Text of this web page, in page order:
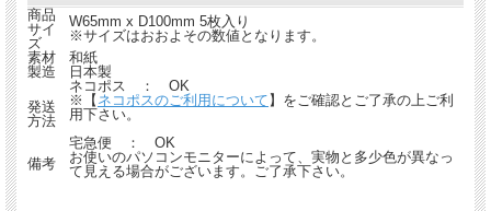
商品
サイ
ズ
W65mm x D100mm 5枚入り
※サイズはおおよその数値となります。
素材
和紙
製造
日本製
発送
方法
ネコポス ： OK
※【 ネコポスのご利用について 】をご確認とご了承の上ご利
用下さい。
宅急便 ： OK
備考
お使いのパソコンモニターによって、実物と多少色が異なっ
て見える場合がございます。ご了承下さい。